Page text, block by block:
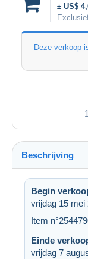
± US$
Deze verkoop
Beschrijving
Begin
vrijdag 15 mei
Item
Einde
vrijdag 7